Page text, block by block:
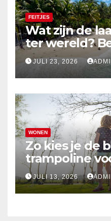
FEITJES
Wat zijn de
ter wereld?
top 10
JULI 23, 2026
WONEN
Zo kies je de
trampoline
JULI 13, 2026